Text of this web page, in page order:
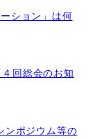
ション」は何
回総会のお知
ンポジウム等の